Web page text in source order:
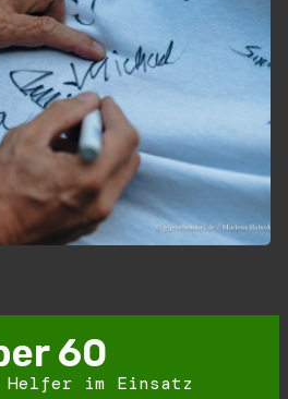
im Einsatz
60